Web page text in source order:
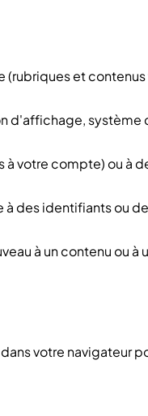
et contenus
d'affichage,
votre compte) ou à
des identifiants ou
à un contenu ou à
votre navigateur